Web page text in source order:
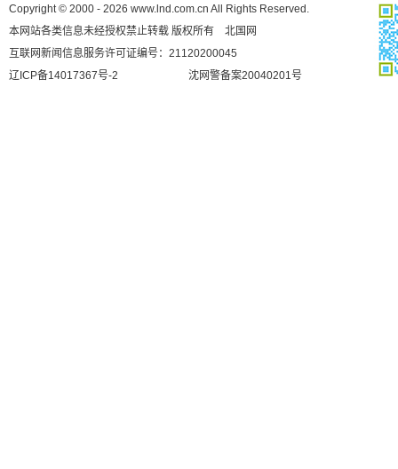
Copyright © 2000 - 2026 www.lnd.com.cn All Rights Reserved.
本网站各类信息未经授权禁止转载 版权所有 北国网
互联网新闻信息服务许可证编号：21120200045
辽ICP备14017367号-2
沈网警备案20040201号